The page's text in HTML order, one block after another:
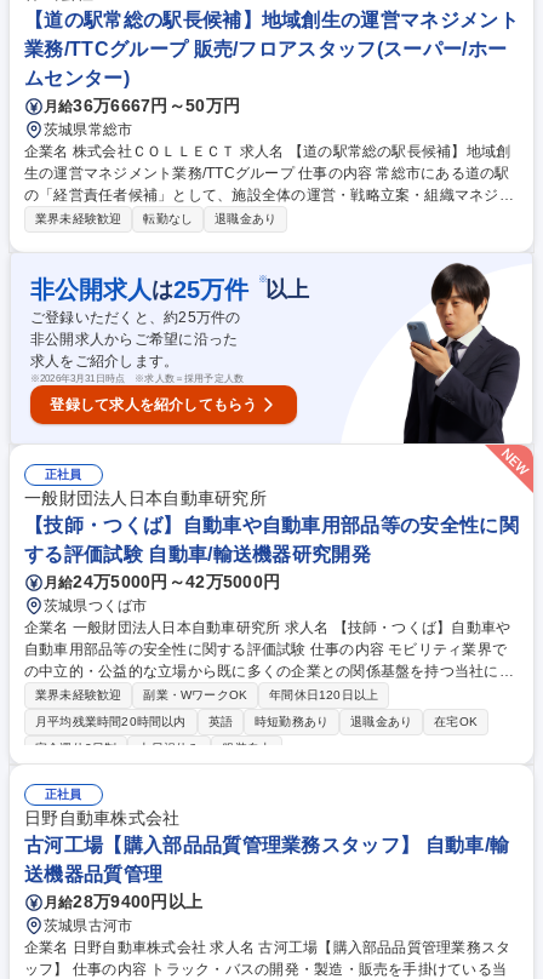
≪経験者歓迎≫クラブの魅力を伝える重要ポジション
【道の駅常総の駅長候補】地域創生の運営マネジメント
業務/TTCグループ 販売/フロアスタッフ(スーパー/ホー
ムセンター)
月給36万6667円～50万円
茨城県常総市
企業名 株式会社ＣＯＬＬＥＣＴ 求人名 【道の駅常総の駅長候補】地域創
生の運営マネジメント業務/TTCグループ 仕事の内容 常総市にある道の駅
の「経営責任者候補」として、施設全体の運営・戦略立案・組織マネジメ
ント全般を牽引していただきます。地域の「顔」となる施設の魅力を最大
上分析に基づく販売戦略の立案・実行。 組織マネジメント：採用、教育、
評価制度の運用。 ステークホルダー対応：地元の農家・生産者、自治体、
取引先との強固な信頼関係の構築。 VMD・販促プロデュース：施設全体
の空間演出、季節ごとのイベント企画、SNS等を活用した集客施策。 募
集職種 【道の駅常総の駅長候補】地域創生の運営マネジメント業務/TTC
グループ
業界未経験歓迎 転勤なし 退職金あり
非公開求人 は25万件 ※以上
ご登録いただくと、約25万件の
非公開求人からご希望に沿った
求人をご紹介します。
※2026年3月31日時点 ※求人数＝採用予定人数
登録して求人を紹介してもらう
正社員
一般財団法人日本自動車研究所
【技師・つくば】自動車や自動車用部品等の安全性に関
する評価試験 自動車/輸送機器研究開発
月給24万5000円～42万5000円
茨城県つくば市
企業名 一般財団法人日本自動車研究所 求人名 【技師・つくば】自動車や
自動車用部品等の安全性に関する評価試験 仕事の内容 モビリティ業界で
の中立的・公益的な立場から既に多くの企業との関係基盤を持つ当社にて
自動車や自動車用部品等の安全性に関する評価試験業務をご担当いただき
ます。 【ポジション】自動車や自動車用部品等の安全性を評価する各種試
験業務を担当していただきます。（主に実車衝突試験など） 【具体的な担
計測機器や電気計測機器による試験データ取得■試験後の寸法計測やセン
サー類・計測機材等の取外し等の後処理■試験データの分析・整理および
試験レポート作成 募集職種 【技師・つくば】自動車や自動車用部品等の
安全性に関する評価試験
業界未経験歓迎 副業・WワークOK
年間休日120日以上
月平均残業時間20時間以内
英語 時短勤務あり 退職金あり
在宅OK
完全週休2日制
土日祝休み 服装自由
正社員
日野自動車株式会社
古河工場【購入部品品質管理業務スタッフ】 自動車/輸
送機器品質管理
月給28万9400円以上
茨城県古河市
企業名 日野自動車株式会社 求人名 古河工場【購入部品品質管理業務スタ
ッフ】 仕事の内容 トラック・バスの開発・製造・販売を手掛けている当